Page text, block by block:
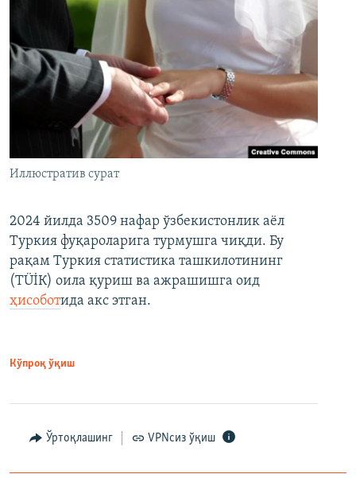
Иллюстратив сурат
2024 йилда 3509 нафар ўзбекистонлик аёл
Туркия фуқароларига турмушга чиқди. Бу
рақам Туркия статистика ташкилотининг
(ТÜİК) оила қуриш ва ажрашишга оид
ҳисоботида акс этган.
Кўпроқ ўқиш
Ўртоқлашинг VPNсиз ўқиш